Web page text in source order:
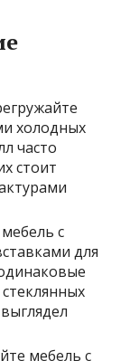
холодных
часто
стоит
с
для
мебель с